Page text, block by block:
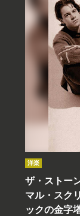
洋楽
ザ・ストー
マル・スク
ックの金字